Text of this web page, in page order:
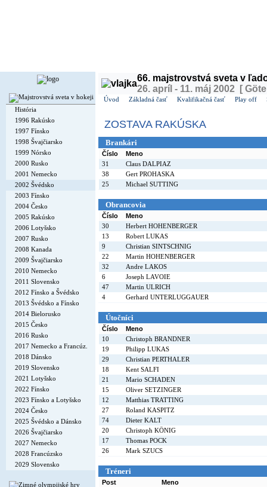
História
1996 Rakúsko
1997 Fínsko
1998 Švajčiarsko
1999 Nórsko
2000 Rusko
2001 Nemecko
2002 Švédsko
2003 Fínsko
2004 Česko
2005 Rakúsko
2006 Lotyšsko
2007 Rusko
2008 Kanada
2009 Švajčiarsko
2010 Nemecko
2011 Slovensko
2012 Fínsko a Švédsko
2013 Švédsko a Fínsko
2014 Bielorusko
2015 Česko
2016 Rusko
2017 Nemecko a Francúz.
2018 Dánsko
2019 Slovensko
2021 Lotyšsko
2022 Fínsko
2023 Fínsko a Lotyšsko
2024 Česko
2025 Švédsko a Dánsko
2026 Švajčiarsko
2027 Nemecko
2028 Francúzsko
2029 Slovensko
66. majstrovstvá sveta v
26. apríl - 11. máj 2002 [
Úvod Základná časť Kvalifikačná časť Play off
ZOSTAVA RAKÚSKA
Brankári
Číslo
Meno
31
Claus DALPIAZ
38
Gert PROHASKA
25
Michael SUTTING
Obrancovia
Číslo
Meno
30
Herbert HOHENBERGER
13
Robert LUKAS
9
Christian SINTSCHNIG
22
Martin HOHENBERGER
32
Andre LAKOS
6
Joseph LAVOIE
47
Martin ULRICH
4
Gerhard UNTERLUGGAUER
Útočníci
Číslo
Meno
10
Christoph BRANDNER
19
Philipp LUKAS
29
Christian PERTHALER
18
Kent SALFI
21
Mario SCHADEN
15
Oliver SETZINGER
12
Matthias TRATTING
27
Roland KASPITZ
74
Dieter KALT
20
Christoph KÖNIG
17
Thomas POCK
26
Mark SZUCS
Tréneri
Post
Meno